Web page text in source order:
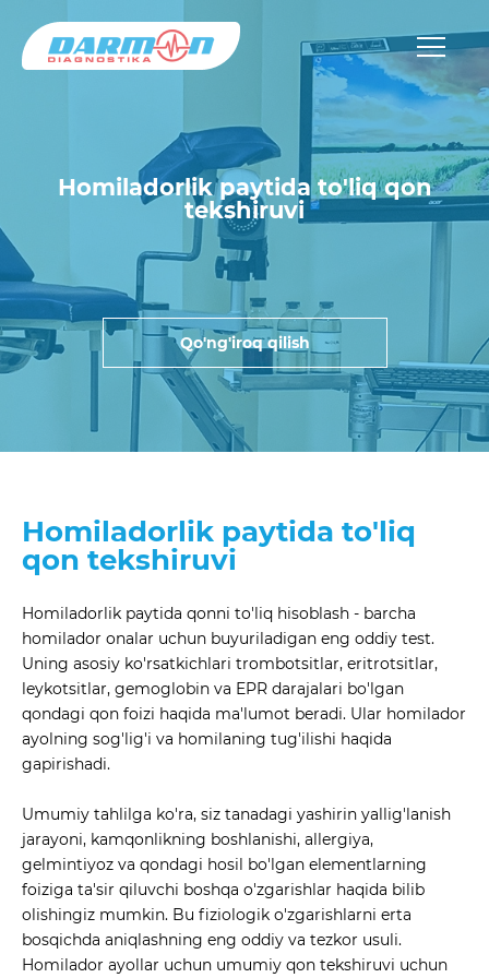
Homiladorlik paytida to'liq qon
tekshiruvi
Qo'ng'iroq qilish
Homiladorlik paytida to'liq
qon tekshiruvi
Homiladorlik paytida qonni to'liq hisoblash - barcha
homilador onalar uchun buyuriladigan eng oddiy test.
Uning asosiy ko'rsatkichlari trombotsitlar, eritrotsitlar,
leykotsitlar, gemoglobin va EPR darajalari bo'lgan
qondagi qon foizi haqida ma'lumot beradi. Ular homilador
ayolning sog'lig'i va homilaning tug'ilishi haqida
gapirishadi.
Umumiy tahlilga ko'ra, siz tanadagi yashirin yallig'lanish
jarayoni, kamqonlikning boshlanishi, allergiya,
gelmintiyoz va qondagi hosil bo'lgan elementlarning
foiziga ta'sir qiluvchi boshqa o'zgarishlar haqida bilib
olishingiz mumkin. Bu fiziologik o'zgarishlarni erta
bosqichda aniqlashning eng oddiy va tezkor usuli.
Homilador ayollar uchun umumiy qon tekshiruvi uchun